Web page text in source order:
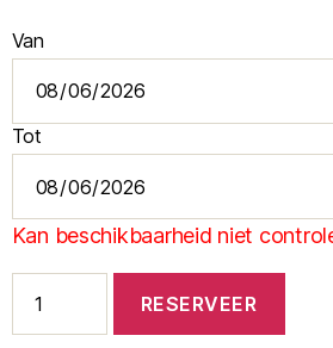
Van
Tot
Kan beschikbaarheid niet
M6
USB
RESERVEER